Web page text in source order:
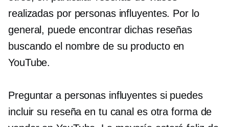
realizadas por personas influyentes. Por lo
general, puede encontrar dichas reseñas
buscando el nombre de su producto en
YouTube.
Preguntar a personas influyentes si puedes
incluir su reseña en tu canal es otra forma de